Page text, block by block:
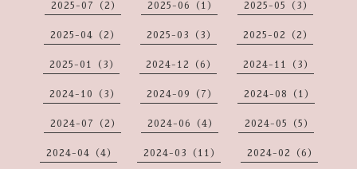
2025-07（2） 2025-06（1） 2025-05（3）
2025-04（2） 2025-03（3） 2025-02（2）
2025-01（3） 2024-12（6） 2024-11（3）
2024-10（3） 2024-09（7） 2024-08（1）
2024-07（2） 2024-06（4） 2024-05（5）
2024-04（4） 2024-03（11） 2024-02（6）